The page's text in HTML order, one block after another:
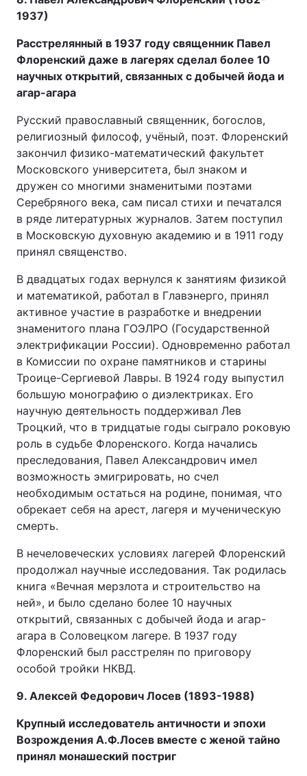
1937)
Расстрелянный в 1937 году священник Павел
Флоренский даже в лагерях сделал более 10
научных открытий, связанных с добычей йода и
агар-агара
Русский православный священник, богослов,
религиозный философ, учёный, поэт. Флоренский
закончил физико-математический факультет
Московского университета, был знаком и
дружен со многими знаменитыми поэтами
Серебряного века, сам писал стихи и печатался
в ряде литературных журналов. Затем поступил
в Московскую духовную академию и в 1911 году
принял священство.
В двадцатых годах вернулся к занятиям физикой
и математикой, работал в Главэнерго, принял
активное участие в разработке и внедрении
знаменитого плана ГОЭЛРО (Государственной
электрификации России). Одновременно работал
в Комиссии по охране памятников и старины
Троице-Сергиевой Лавры. В 1924 году выпустил
большую монографию о диэлектриках. Его
научную деятельность поддерживал Лев
Троцкий, что в тридцатые годы сыграло роковую
роль в судьбе Флоренского. Когда начались
преследования, Павел Александрович имел
возможность эмигрировать, но счел
необходимым остаться на родине, понимая, что
обрекает себя на арест, лагеря и мученическую
смерть.
В нечеловеческих условиях лагерей Флоренский
продолжал научные исследования. Так родилась
книга «Вечная мерзлота и строительство на
ней», и было сделано более 10 научных
открытий, связанных с добычей йода и агар-
агара в Соловецком лагере. В 1937 году
Флоренский был расстрелян по приговору
особой тройки НКВД.
9. Алексей Федорович Лосев (1893-1988)
Крупный исследователь античности и эпохи
Возрождения А.Ф.Лосев вместе с женой тайно
принял монашеский постриг